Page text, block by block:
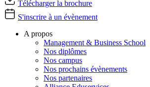
Télécharger la brochure
S'inscrire à un évènement
A propos
Management & Business School
Nos diplômes
Nos campus
Nos prochains évènements
Nos partenaires